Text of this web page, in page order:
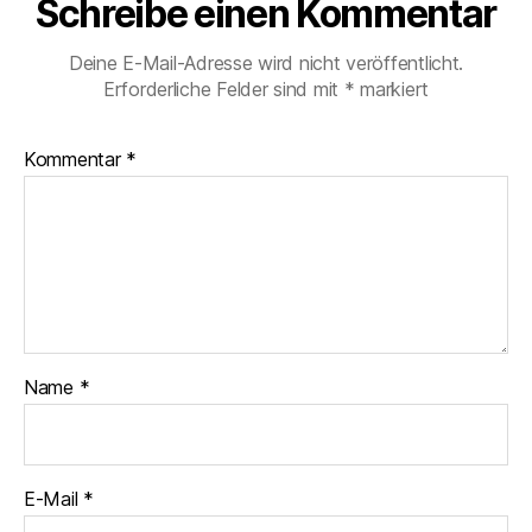
Schreibe einen Kommentar
Deine E-Mail-Adresse wird nicht veröffentlicht.
Erforderliche Felder sind mit * markiert
Kommentar *
Name *
E-Mail *